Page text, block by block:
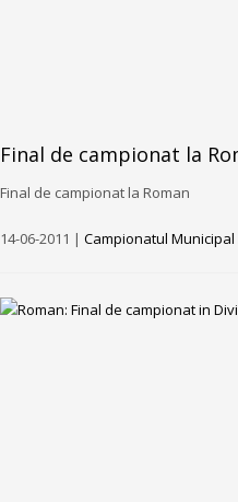
Final de campionat la
Final de campionat la Roman
14-06-2011 | Campionatul